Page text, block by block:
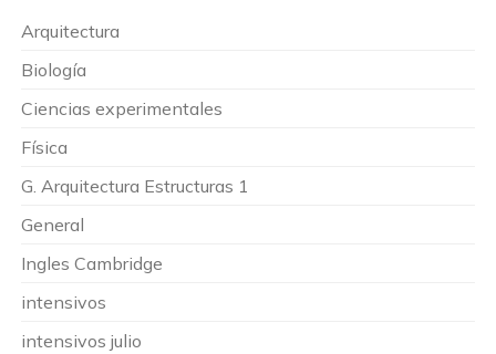
Arquitectura
Biología
Ciencias experimentales
Física
G. Arquitectura Estructuras 1
General
Ingles Cambridge
intensivos
intensivos julio